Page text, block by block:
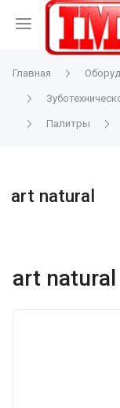
Главная
Палитры
art natural
art natural